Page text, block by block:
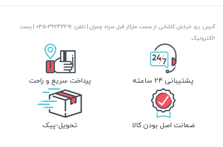
آدرس: یزد خیابان کاشانی از سمت مارکار قبل سراه چمران | تلفن: ‎035-36243291 | پست
الکترونیک:
پشتیبانی 24 ساعته پرداخت سریع و راحت
ضمانت اصل بودن کالا تحویل-پیک